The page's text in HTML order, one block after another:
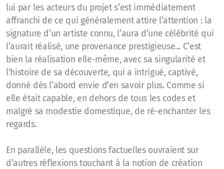
lui par les acteurs du projet s’est immédiatement
affranchi de ce qui généralement attire l’attention : la
signature d’un artiste connu, l’aura d’une célébrité qui
l’aurait réalisé, une provenance prestigieuse... C’est
bien la réalisation elle-même, avec sa singularité et
l’histoire de sa découverte, qui a intrigué, captivé,
donné dès l’abord envie d’en savoir plus. Comme si
elle était capable, en dehors de tous les codes et
malgré sa modestie domestique, de ré-enchanter les
regards.
En parallèle, les questions factuelles ouvraient sur
d’autres réflexions touchant à la notion de création